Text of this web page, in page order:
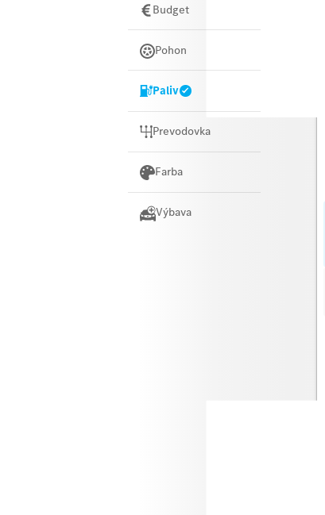
Budget
Pohon
Palivo
Prevodovka
Farba
Výbava